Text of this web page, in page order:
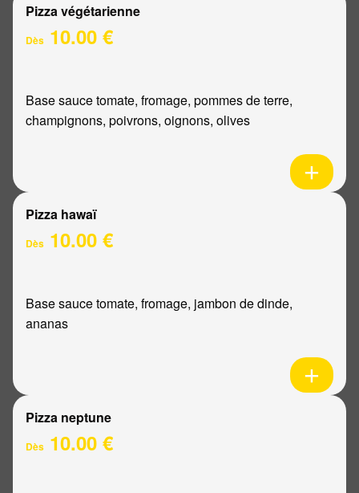
Pizza végétarienne
Dès 10.00 €
Base sauce tomate, fromage, pommes de terre,
champignons, poivrons, oignons, olives
Pizza hawaï
Dès 10.00 €
Base sauce tomate, fromage, jambon de dinde,
ananas
Pizza neptune
Dès 10.00 €